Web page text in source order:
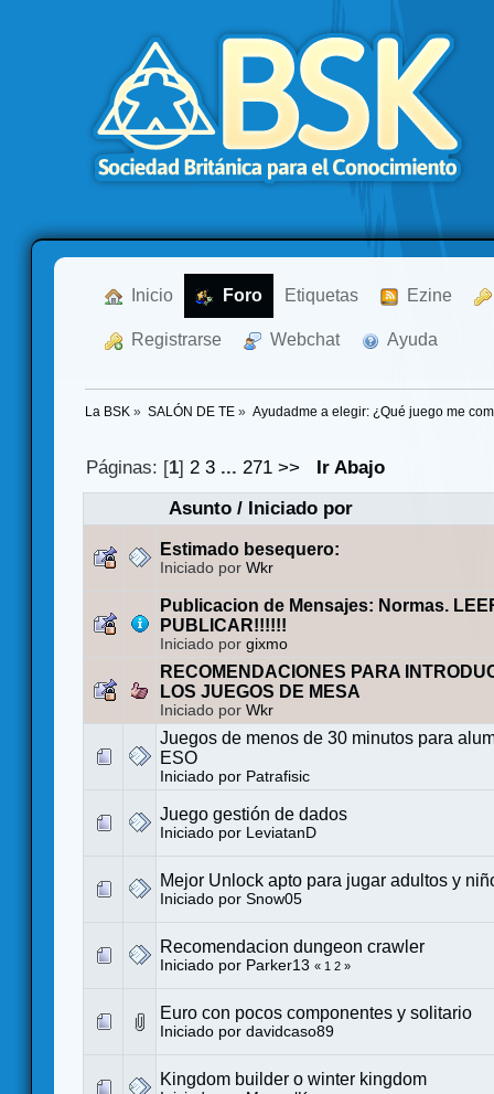
Inicio Foro Etiquetas Ezine
Registrarse Webchat Ayuda
La BSK » SALÓN DE TE » Ayudadme a elegir: ¿Qué juego me
Páginas: [1]2 3 ...271 >>
Ir Abajo
Asunto/ Iniciado por
Estimado besequero:
Iniciado por Wkr
Publicacion de Mensajes: Normas.
PUBLICAR!!!!!!
Iniciado por gixmo
RECOMENDACIONES PARA
LOS JUEGOS DE MESA
Iniciado por Wkr
Juegos de menos de 30 minutos para
ESO
Iniciado por Patrafisic
Juego gestión de dados
Iniciado por LeviatanD
Mejor Unlock apto para jugar adultos y
Iniciado por Snow05
Recomendacion dungeon crawler
Iniciado por Parker13 « 1 2 »
Euro con pocos componentes y solitario
Iniciado por davidcaso89
Kingdom builder o winter kingdom